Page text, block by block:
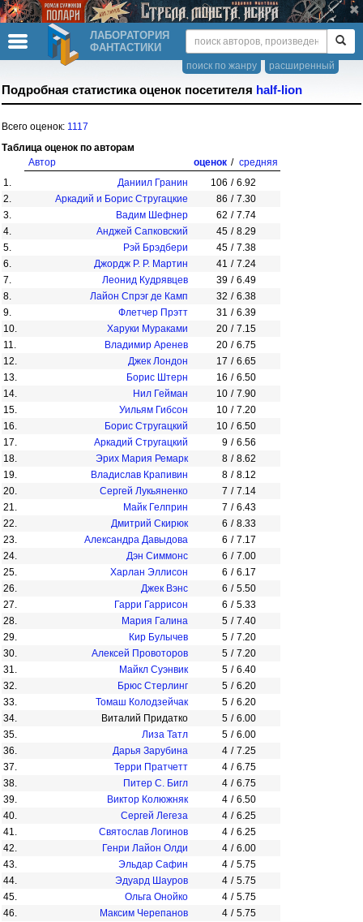
ЛАБОРАТОРИЯ
ФАНТАСТИКИ
расширенный
поиск по жанру
Подробная статистика оценок посетителя half-lion
Всего оценок: 1117
Таблица оценок по авторам
Автор
оценок / средняя
1.
Даниил Гранин 106 / 6.92
2.
Аркадий и Борис Стругацкие 86 / 7.30
3.
Вадим Шефнер 62 / 7.74
4.
Анджей Сапковский 45 / 8.29
5.
Рэй Брэдбери 45 / 7.38
6.
Джордж Р. Р. Мартин 41 / 7.24
7.
Леонид Кудрявцев 39 / 6.49
8.
Лайон Спрэг де Камп 32 / 6.38
9.
Флетчер Прэтт 31 / 6.39
10.
Харуки Мураками 20 / 7.15
11.
Владимир Аренев 20 / 6.75
12.
Джек Лондон 17 / 6.65
13.
Борис Штерн 16 / 6.50
14.
Нил Гейман 10 / 7.90
15.
Уильям Гибсон 10 / 7.20
16.
Борис Стругацкий 10 / 6.50
17.
Аркадий Стругацкий 9 / 6.56
18.
Эрих Мария Ремарк 8 / 8.62
19.
Владислав Крапивин 8 / 8.12
20.
Сергей Лукьяненко 7 / 7.14
21.
Майк Гелприн 7 / 6.43
22.
Дмитрий Скирюк 6 / 8.33
23.
Александра Давыдова 6 / 7.17
24.
Дэн Симмонс 6 / 7.00
25.
Харлан Эллисон 6 / 6.17
26.
Джек Вэнс 6 / 5.50
27.
Гарри Гаррисон 6 / 5.33
28.
Мария Галина 5 / 7.40
29.
Кир Булычев 5 / 7.20
30.
Алексей Провоторов 5 / 7.20
31.
Майкл Суэнвик 5 / 6.40
32.
Брюс Стерлинг 5 / 6.20
33.
Томаш Колодзейчак 5 / 6.20
34.
Виталий Придатко 5 / 6.00
35.
Лиза Татл 5 / 6.00
36.
Дарья Зарубина 4 / 7.25
37.
Терри Пратчетт 4 / 6.75
38.
Питер С. Бигл 4 / 6.75
39.
Виктор Колюжняк 4 / 6.50
40.
Сергей Легеза 4 / 6.25
41.
Святослав Логинов 4 / 6.25
42.
Генри Лайон Олди 4 / 6.00
43.
Эльдар Сафин 4 / 5.75
44.
Эдуард Шауров 4 / 5.75
45.
Ольга Онойко 4 / 5.75
46.
Максим Черепанов 4 / 5.75